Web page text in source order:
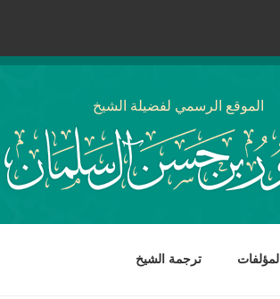
الموقع الرسمي لفضيلة الشيخ
المؤلفات ترجمة الشيخ